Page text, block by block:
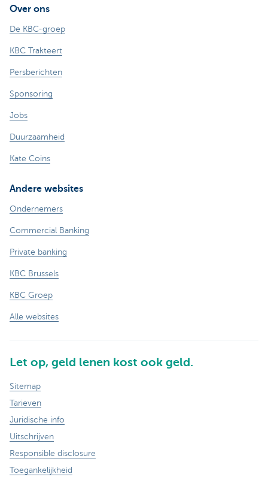
Over ons
De KBC-groep
KBC Trakteert
Persberichten
Sponsoring
Jobs
Duurzaamheid
Kate Coins
Andere websites
Ondernemers
Commercial Banking
Private banking
KBC Brussels
KBC Groep
Alle websites
Let op, geld lenen kost ook geld.
Sitemap
Tarieven
Juridische info
Uitschrijven
Responsible disclosure
Toegankelijkheid